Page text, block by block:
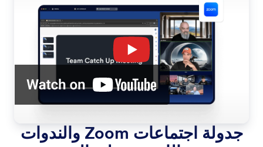
اربط أدواتك لتوليد تفاصيل الاجتماع ومشاركتها تلقائيًا بعد الحجز.
البحث في جميع الميزات
Jotform Appointments جدولة الاجتماعات عبر الإنترنتالفئة
فئات الميزات